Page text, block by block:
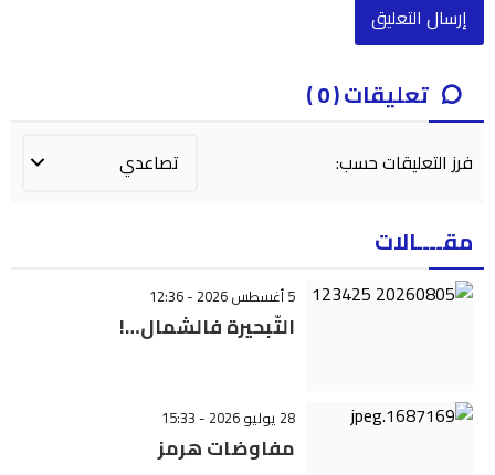
تعليقات ( 0 )
فرز التعليقات حسب:
مقــــالات
5 أغسطس 2026 - 12:36
التّبحيرة فالشمال…!
28 يوليو 2026 - 15:33
مفاوضات هرمز